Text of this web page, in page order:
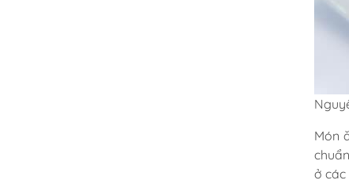
Món
ở các